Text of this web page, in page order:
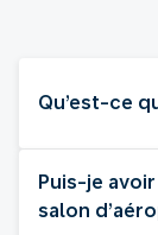
Qu’est-ce
Puis-je
salon